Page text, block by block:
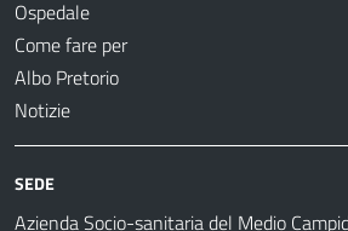
Ospedale
Come fare per
Albo Pretorio
Notizie
SEDE
Azienda Socio-sanitaria del Medio